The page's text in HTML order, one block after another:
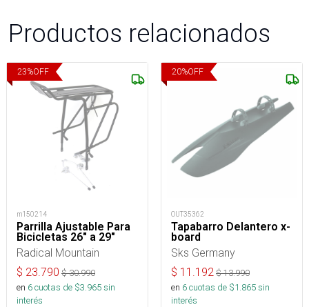
Productos relacionados
23%OFF
m150214
Parrilla Ajustable Para
Bicicletas 26" a 29"
Radical Mountain
$ 23.790 $30.990
en 6cuotas de $3.965sin
interés
20%OFF
OUT35362
Tapabarro Delantero x-
board
Sks Germany
$ 11.192 $13.990
en 6cuotas de $1.865sin
interés